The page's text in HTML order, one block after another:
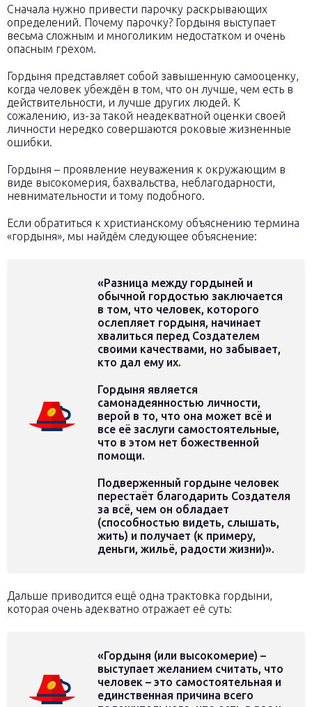
Сначала нужно привести парочку раскрывающих
определений. Почему парочку? Гордыня выступает
весьма сложным и многоликим недостатком и очень
опасным грехом.
Гордыня представляет собой завышенную самооценку,
когда человек убеждён в том, что он лучше, чем есть в
действительности, и лучше других людей. К
сожалению, из-за такой неадекватной оценки своей
личности нередко совершаются роковые жизненные
ошибки.
Гордыня – проявление неуважения к окружающим в
виде высокомерия, бахвальства, неблагодарности,
невнимательности и тому подобного.
Если обратиться к христианскому объяснению термина
«гордыня», мы найдём следующее объяснение:
«Разница между гордыней и
обычной гордостью заключается
в том, что человек, которого
ослепляет гордыня, начинает
хвалиться перед Создателем
своими качествами, но забывает,
кто дал ему их.
Гордыня является
самонадеянностью личности,
верой в то, что она может всё и
все её заслуги самостоятельные,
что в этом нет божественной
помощи.
Подверженный гордыне человек
перестаёт благодарить Создателя
за всё, чем он обладает
(способностью видеть, слышать,
жить) и получает (к примеру,
деньги, жильё, радости жизни)».
Дальше приводится ещё одна трактовка гордыни,
которая очень адекватно отражает её суть:
«Гордыня (или высокомерие) –
выступает желанием считать, что
человек – это самостоятельная и
единственная причина всего